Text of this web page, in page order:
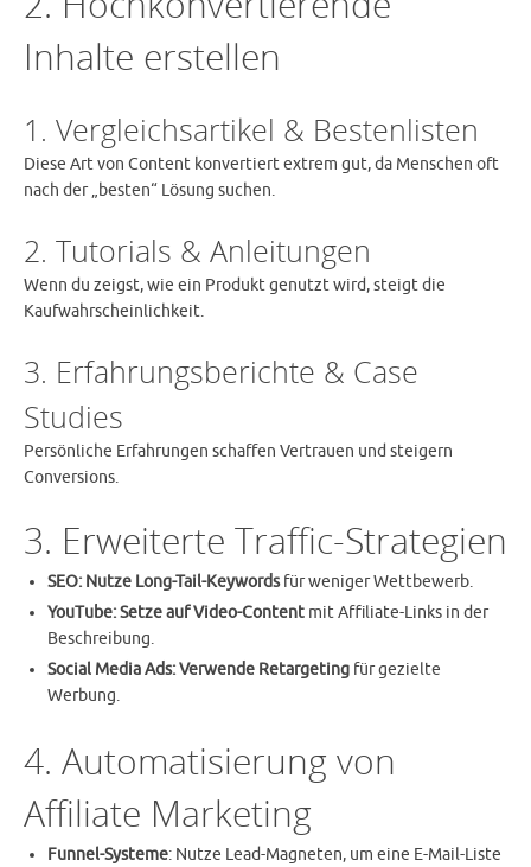
Inhalte erstellen
1. Vergleichsartikel & Bestenlisten
Diese Art von Content konvertiert extrem gut, da Menschen oft
nach der „besten“ Lösung suchen.
2. Tutorials & Anleitungen
Wenn du zeigst, wie ein Produkt genutzt wird, steigt die
Kaufwahrscheinlichkeit.
3. Erfahrungsberichte & Case
Studies
Persönliche Erfahrungen schaffen Vertrauen und steigern
Conversions.
3. Erweiterte Traffic-Strategien
SEO: Nutze Long-Tail-Keywordsfür weniger Wettbewerb.
YouTube: Setze auf Video-Content mit Affiliate-Links in der
Beschreibung.
Social Media Ads: Verwende Retargeting für gezielte
Werbung.
4. Automatisierung von
Affiliate Marketing
Funnel-Systeme: Nutze Lead-Magneten, um eine E-Mail-Liste